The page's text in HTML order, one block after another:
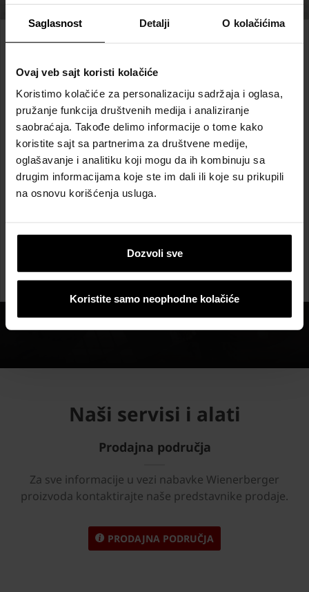
Saglasnost Detalji O kolačićima
Ovaj veb sajt koristi kolačiće
Koristimo kolačiće za personalizaciju sadržaja i oglasa,
pružanje funkcija društvenih medija i analiziranje
saobraćaja. Takođe delimo informacije o tome kako
koristite sajt sa partnerima za društvene medije,
oglašavanje i analitiku koji mogu da ih kombinuju sa
drugim informacijama koje ste im dali ili koje su prikupili
na osnovu korišćenja usluga.
Dozvoli sve
Koristite samo neophodne kolačiće
Wienerberger tehnička
podrška
Mi možemo da vam pomognemo da sagradite željeni
objekat!
Besplatno savetovanje o izboru materijala
Besplatno savetovanje o ugradnji materijala
PRIJAVI SE ZA BESPLATAN PRORAČUN
Naši servisi i alati
Prodajna područja
Za sve informacije u vezi nabavke Wienerberger
proizvoda kontaktirajte naše predstavnike prodaje.
PRODAJNA PODRUČJA